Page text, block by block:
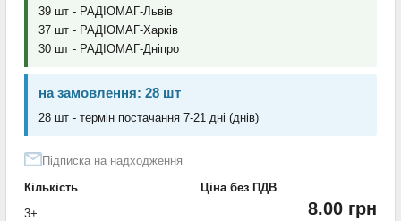
39 шт - РАДІОМАГ-Львів
37 шт - РАДІОМАГ-Харків
30 шт - РАДІОМАГ-Дніпро
на замовлення: 28 шт
28 шт - термін постачання 7-21 дні (днів)
Підписка на надходження
Кількість
Ціна без ПДВ
3+
8.00 грн